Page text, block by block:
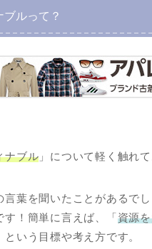
ブルって？
ナブル 」について軽く触れ
言葉を聞いたことがあるで
す！簡単に言えば、「資源
という目標や考え方です。